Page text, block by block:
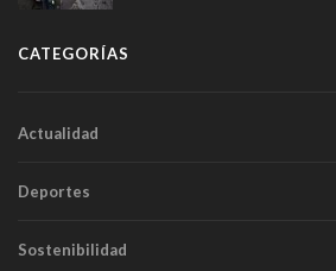
CATEGORÍAS
Actualidad
Deportes
Sostenibilidad